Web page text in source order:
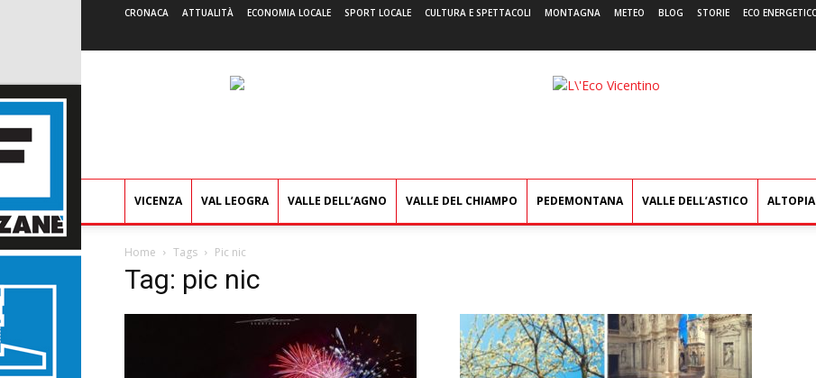
CRONACA ATTUALITÀ ECONOMIA LOCALE SPORT LOCALE CULTURA E SPETTACOLI MONTAGNA METEO BLOG STORIE ECO
L'Eco
VICENZA VAL LEOGRA VALLE DELL’AGNO VALLE DEL CHIAMPO PEDEMONTANA VALLE DELL’ASTICO
Home Tags Pic nic
Tag: pic nic